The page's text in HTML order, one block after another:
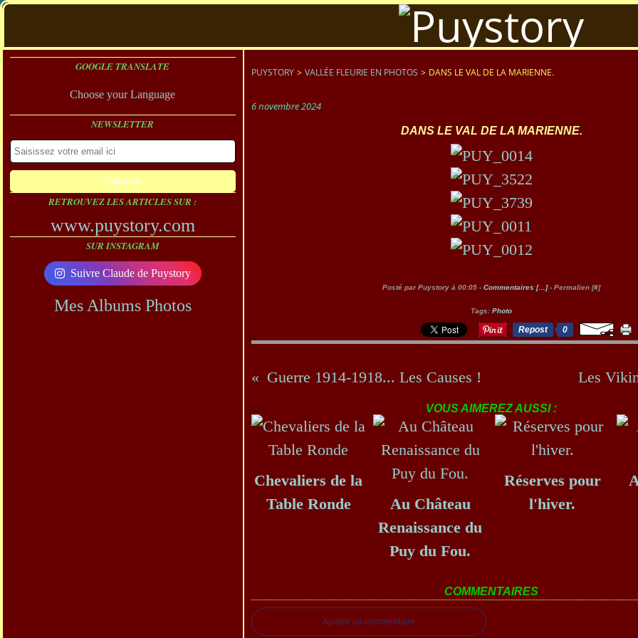
GOOGLE TRANSLATE
Choose your Language
NEWSLETTER
RETROUVEZ LES ARTICLES SUR :
www.puystory.com
SUR INSTAGRAM
Suivre Claude de Puystory
Mes Albums Photos
PUYSTORY > VALLÉE FLEURIE EN PHOTOS > DANS LE VAL DE LA MARIENNE.
6 novembre 2024
DANS LE VAL DE LA MARIENNE.
Posté par Puystory à 00:05 - Commentaires [… ]- Permalien [#]
Tags: Photo
Repost 0
Guerre 1914-1918... Les Causes ! Les
VOUS AIMEREZ AUSSI :
Chevaliers de la
Table Ronde
Au Château
Renaissance du
Puy du Fou.
Réserves pour
l'hiver.
COMMENTAIRES
Ajouter un commentaire